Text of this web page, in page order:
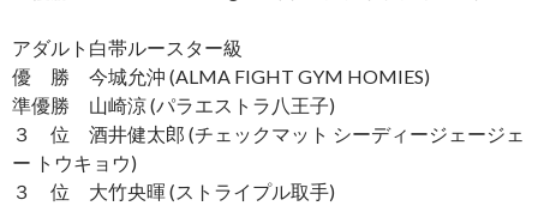
アダルト白帯ルースター級
優 勝 今城允沖 (ALMA FIGHT GYM HOMIES)
準優勝 山崎涼 (パラエストラ八王子)
３ 位 酒井健太郎 (チェックマット シーディージェージェ
ー トウキョウ)
３ 位 大竹央暉 (ストライプル取手)